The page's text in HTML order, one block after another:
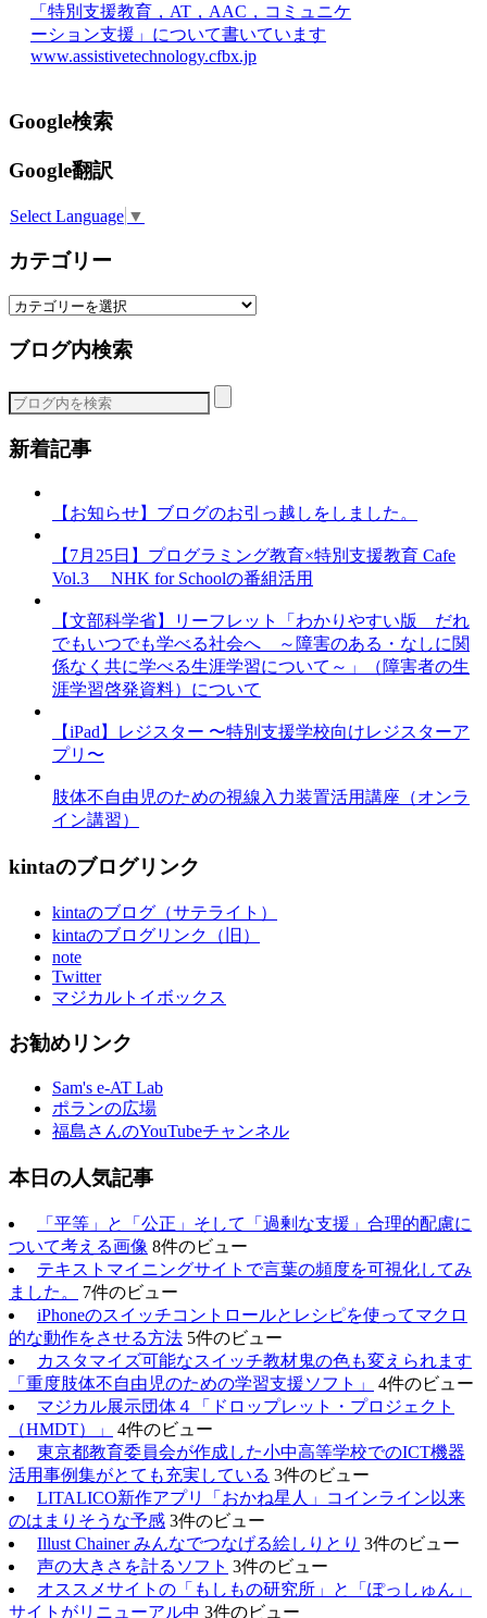
「特別支援教育，AT，AAC，コミュニケ
ーション支援」について書いています
www.assistivetechnology.cfbx.jp
Google検索
Google翻訳
Select Language ▼
カテゴリー
カ
ゴ
ー
ブログ内検索
新着記事
【お知らせ】ブログのお引っ越しをしました。
【7月25日】プログラミング教育×特別支援教育 Cafe
Vol.3 NHK for Schoolの番組活用
【文部科学省】リーフレット「わかりやすい版 だれ
でもいつでも学べる社会へ ～障害のある・なしに関
係なく共に学べる生涯学習について～」（障害者の生
涯学習啓発資料）について
【iPad】レジスター 〜特別支援学校向けレジスターア
プリ〜
肢体不自由児のための視線入力装置活用講座（オンラ
イン講習）
kintaのブログリンク
kintaのブログ（サテライト）
kintaのブログリンク（旧）
note
Twitter
マジカルトイボックス
お勧めリンク
Sam's e-AT Lab
ポランの広場
福島さんのYouTubeチャンネル
本日の人気記事
「平等」と「公正」そして「過剰な支援」合理的配慮に
ついて考える画像 8件のビュー
テキストマイニングサイトで言葉の頻度を可視化してみ
ました。
7件のビュー
iPhoneのスイッチコントロールとレシピを使ってマクロ
的な動作をさせる方法 5件のビュー
カスタマイズ可能なスイッチ教材鬼の色も変えられます
「重度肢体不自由児のための学習支援ソフト」
4件のビュー
マジカル展示団体４「ドロップレット・プロジェクト
（HMDT）」
4件のビュー
東京都教育委員会が作成した小中高等学校でのICT機器
活用事例集がとても充実している 3件のビュー
LITALICO新作アプリ「おかね星人」コインライン以来
のはまりそうな予感 3件のビュー
Illust Chainer みんなでつなげる絵しりとり 3件のビュー
声の大きさを計るソフト 3件のビュー
オススメサイトの「もしもの研究所」と「ぽっしゅん」
サイトがリニューアル中 3件のビュー